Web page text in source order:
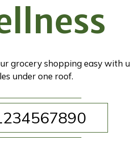
grocery shopping easy with
under one roof.